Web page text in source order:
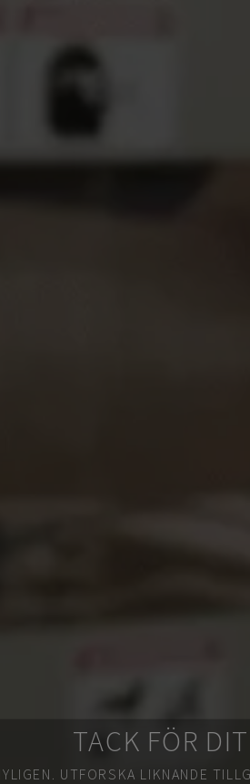
TACK FÖR
UTFORSKA LIKNANDE